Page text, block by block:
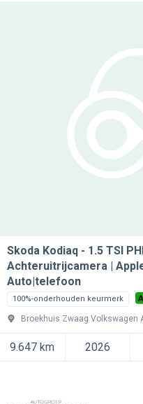
Skoda Kodiaq
1.5 TSI
Achteruitrijcamera |
Auto|telefoon
100%-onderhouden keurmerk A
Broekhuis Zwaag Volkswagen
9.647 km 2026